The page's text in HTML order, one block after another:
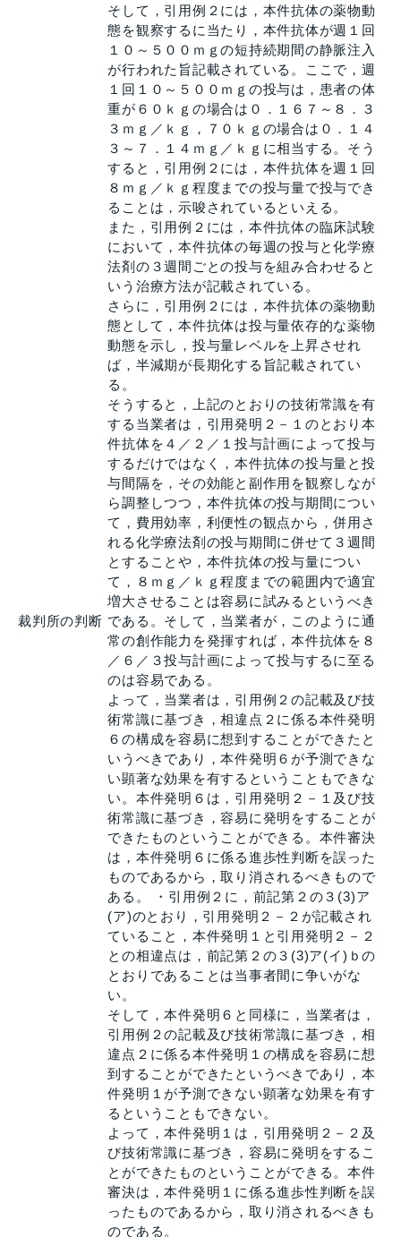
裁判所の判断
そして，引用例２には，本件抗体の薬物動
態を観察するに当たり，本件抗体が週１回
１０～５００ｍｇの短持続期間の静脈注入
が行われた旨記載されている。ここで，週
１回１０～５００ｍｇの投与は，患者の体
重が６０ｋｇの場合は０．１６７～８．３
３ｍｇ／ｋｇ，７０ｋｇの場合は０．１４
３～７．１４ｍｇ／ｋｇに相当する。そう
すると，引用例２には，本件抗体を週１回
８ｍｇ／ｋｇ程度までの投与量で投与でき
ることは，示唆されているといえる。
また，引用例２には，本件抗体の臨床試験
において，本件抗体の毎週の投与と化学療
法剤の３週間ごとの投与を組み合わせると
いう治療方法が記載されている。
さらに，引用例２には，本件抗体の薬物動
態として，本件抗体は投与量依存的な薬物
動態を示し，投与量レベルを上昇させれ
ば，半減期が長期化する旨記載されてい
る。
そうすると，上記のとおりの技術常識を有
する当業者は，引用発明２－１のとおり本
件抗体を４／２／１投与計画によって投与
するだけではなく，本件抗体の投与量と投
与間隔を，その効能と副作用を観察しなが
ら調整しつつ，本件抗体の投与期間につい
て，費用効率，利便性の観点から，併用さ
れる化学療法剤の投与期間に併せて３週間
とすることや，本件抗体の投与量につい
て，８ｍｇ／ｋｇ程度までの範囲内で適宜
増大させることは容易に試みるというべき
である。そして，当業者が，このように通
常の創作能力を発揮すれば，本件抗体を８
／６／３投与計画によって投与するに至る
のは容易である。
よって，当業者は，引用例２の記載及び技
術常識に基づき，相違点２に係る本件発明
６の構成を容易に想到することができたと
いうべきであり，本件発明６が予測できな
い顕著な効果を有するということもできな
い。本件発明６は，引用発明２－１及び技
術常識に基づき，容易に発明をすることが
できたものということができる。本件審決
は，本件発明６に係る進歩性判断を誤った
ものであるから，取り消されるべきもので
ある。 ・引用例２に，前記第２の３(3)ア
(ア)のとおり，引用発明２－２が記載され
ていること，本件発明１と引用発明２－２
との相違点は，前記第２の３(3)ア(イ)ｂの
とおりであることは当事者間に争いがな
い。
そして，本件発明６と同様に，当業者は，
引用例２の記載及び技術常識に基づき，相
違点２に係る本件発明１の構成を容易に想
到することができたというべきであり，本
件発明１が予測できない顕著な効果を有す
るということもできない。
よって，本件発明１は，引用発明２－２及
び技術常識に基づき，容易に発明をするこ
とができたものということができる。本件
審決は，本件発明１に係る進歩性判断を誤
ったものであるから，取り消されるべきも
のである。